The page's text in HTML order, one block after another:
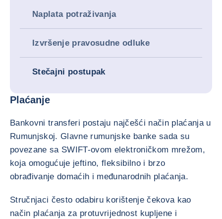
Naplata potraživanja
Izvršenje pravosudne odluke
Stečajni postupak
Plaćanje
Bankovni transferi postaju najčešći način plaćanja u
Rumunjskoj. Glavne rumunjske banke sada su
povezane sa SWIFT-ovom elektroničkom mrežom,
koja omogućuje jeftino, fleksibilno i brzo
obrađivanje domaćih i međunarodnih plaćanja.
Stručnjaci često odabiru korištenje čekova kao
način plaćanja za protuvrijednost kupljene i